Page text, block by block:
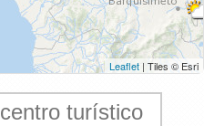
Leaflet | Tiles © Esri